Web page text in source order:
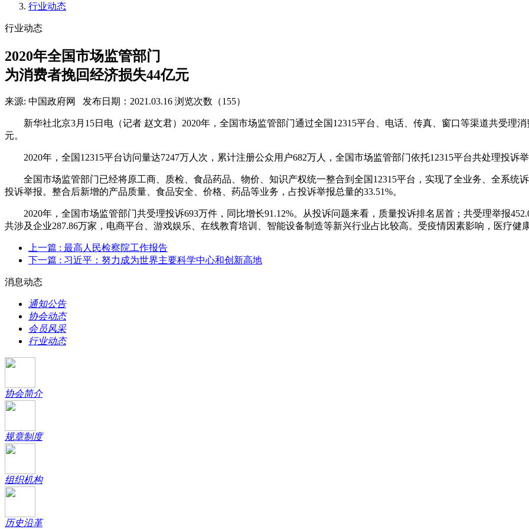
行业动态
行业动态
2020年全国市场监管部门
为消费者挽回经济损失44亿元
来源: 中国政府网 发布日期：2021.03.16 浏览次数（155）
新华社北京3月15日电（记者 赵文君）2020年，全国市场监管部门通过全国12315平台、电话、传真、窗口等渠道共受理
元。
2020年，全国12315平台访问量达7247万人次，累计注册公众用户682万人，全国市场监管部门依托12315平台共处理投诉
全国市场监管部门已经将原工商、质检、食品药品、物价、知识产权统一整合到全国12315平台，实现了全业务、全系统
投诉举报。整合后新增的产品质量、食品安全、价格、药品等业务，占投诉举报总量的33.51%。
2020年，全国市场监管部门共受理投诉693万件，同比增长91.12%。从投诉问题来看，质量投诉排名居首；共受理举报
共涉及企业287.86万家，电商平台、游戏娱乐、在线教育培训、智能设备制造等新兴行业占比较高。受疫情因素影响，医疗
上一篇 : 最高人民检察院工作报告
下一篇 : 习近平：努力成为世界主要科学中心和创新高地
消息动态
通知公告
协会动态
会员风采
行业动态
协会简介
规章制度
组织机构
历史沿革